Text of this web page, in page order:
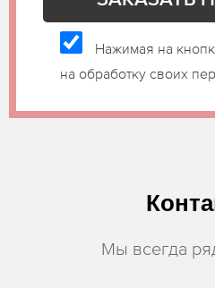
Нажимая на
на обработку своих
Мы всегда